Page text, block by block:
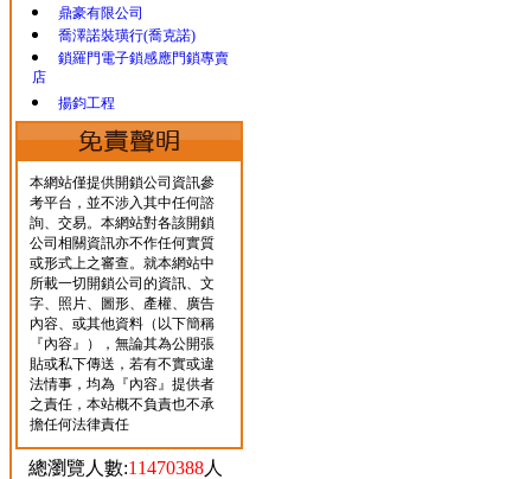
鼎豪有限公司
喬澤諾裝璜行(喬克諾)
鎖羅門電子鎖感應門鎖專賣
店
揚鈞工程
本網站僅提供開鎖公司資訊參
考平台，並不涉入其中任何諮
詢、交易。本網站對各該開鎖
公司相關資訊亦不作任何實質
或形式上之審查。就本網站中
所載一切開鎖公司的資訊、文
字、照片、圖形、產權、廣告
內容、或其他資料（以下簡稱
『內容』），無論其為公開張
貼或私下傳送，若有不實或違
法情事，均為『內容』提供者
之責任，本站概不負責也不承
擔任何法律責任
總瀏覽人數:11470388人